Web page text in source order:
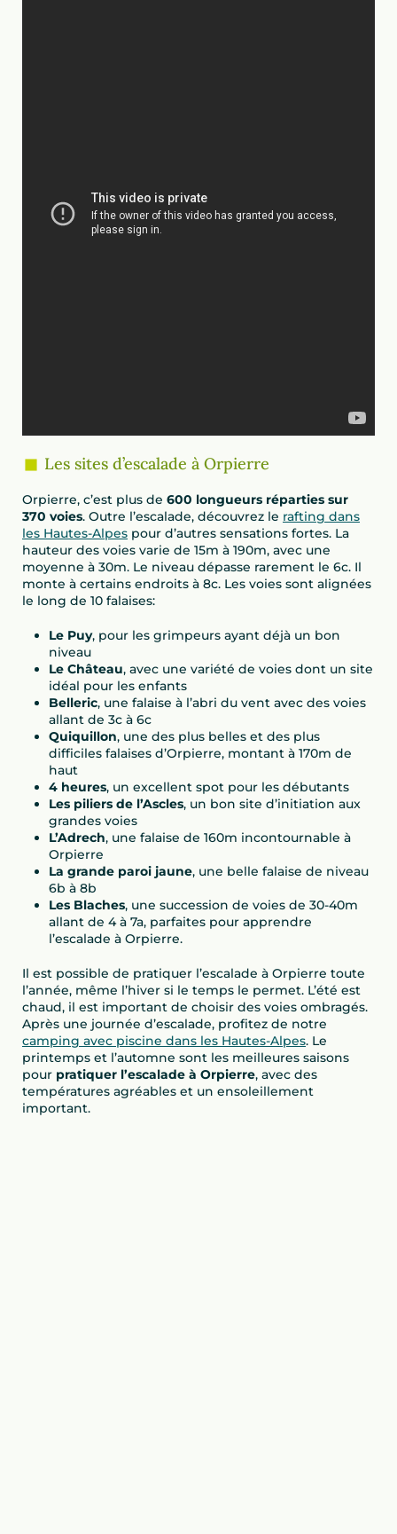
Les sites d’escalade à Orpierre
Orpierre, c’est plus de 600 longueurs réparties sur
370 voies. Outre l’escalade, découvrez le rafting dans
les Hautes-Alpes pour d’autres sensations fortes. La
hauteur des voies varie de 15m à 190m, avec une
moyenne à 30m. Le niveau dépasse rarement le 6c. Il
monte à certains endroits à 8c. Les voies sont alignées
le long de 10 falaises:
Le Puy, pour les grimpeurs ayant déjà un bon
niveau
Le Château, avec une variété de voies dont un site
idéal pour les enfants
Belleric, une falaise à l’abri du vent avec des voies
allant de 3c à 6c
Quiquillon, une des plus belles et des plus
difficiles falaises d’Orpierre, montant à 170m de
haut
4 heures, un excellent spot pour les débutants
Les piliers de l’Ascles, un bon site d’initiation aux
grandes voies
L’Adrech, une falaise de 160m incontournable à
Orpierre
La grande paroi jaune, une belle falaise de niveau
6b à 8b
Les Blaches, une succession de voies de 30-40m
allant de 4 à 7a, parfaites pour apprendre
l’escalade à Orpierre.
Il est possible de pratiquer l’escalade à Orpierre toute
l’année, même l’hiver si le temps le permet. L’été est
chaud, il est important de choisir des voies ombragés.
Après une journée d’escalade, profitez de notre
camping avec piscine dans les Hautes-Alpes. Le
printemps et l’automne sont les meilleures saisons
pour pratiquer l’escalade à Orpierre, avec des
températures agréables et un ensoleillement
important.